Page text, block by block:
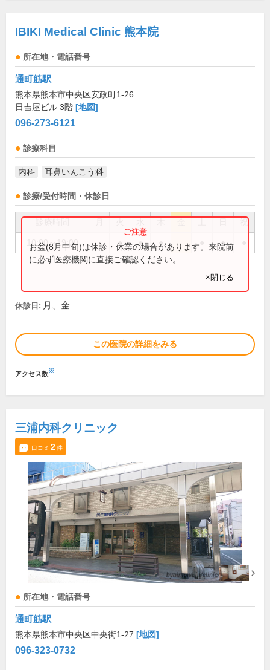
IBIKI Medical Clinic 熊本院
所在地・電話番号
通町筋駅
熊本県熊本市中央区安政町1-26
日吉屋ビル 3階 [地図]
096-273-6121
診療科目
内科 耳鼻いんこう科
診療/受付時間・休診日
祝
10:00～19:00 ● ● ● ●
お盆(8月中旬)は休診・休業の場合があります。来院前
に必ず医療機関に直接ご確認ください。
×閉じる
休診日: 月、金
この医院の詳細をみる
アクセス数※
三浦内科クリニック
口コミ 2件
所在地・電話番号
通町筋駅
熊本県熊本市中央区中央街1-27 [地図]
096-323-0732